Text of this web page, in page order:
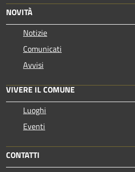
NOVITÀ
Notizie
Comunicati
Avvisi
VIVERE IL COMUNE
Luoghi
Eventi
CONTATTI